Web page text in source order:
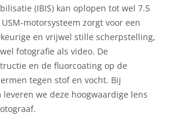
(IBIS) kan oplopen tot wel 7.5
motorsysteem zorgt voor een
en vrijwel stille scherpstelling,
fotografie als video. De
en de fluorcoating op de
tegen stof en vocht. Bij
leveren we deze hoogwaardige lens